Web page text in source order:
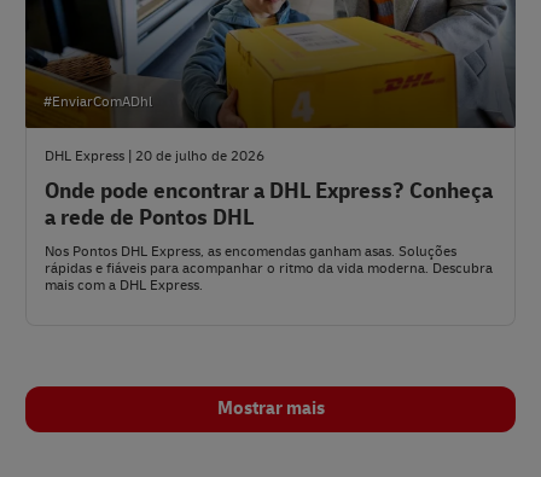
#EnviarComADhl
DHL Express | 20 de julho de 2026
Onde pode encontrar a DHL Express? Conheça
a rede de Pontos DHL
Nos Pontos DHL Express, as encomendas ganham asas. Soluções
rápidas e fiáveis para acompanhar o ritmo da vida moderna. Descubra
mais com a DHL Express.
Mostrar mais